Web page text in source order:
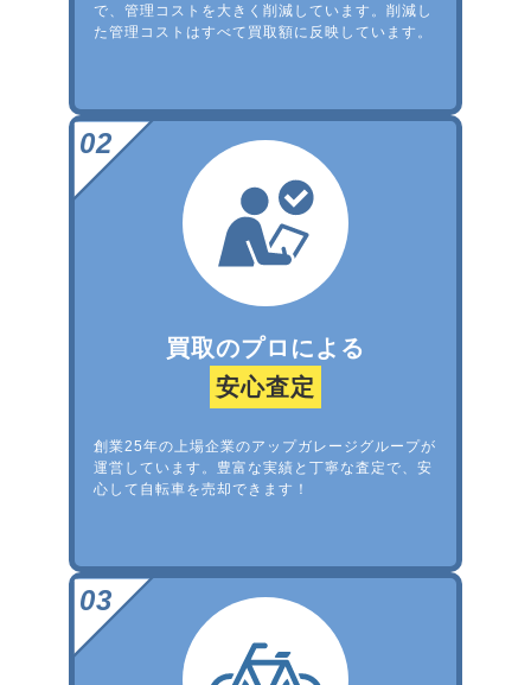
で、管理コストを大きく削減しています。削減し
た管理コストはすべて買取額に反映しています。
買取のプロによる
安心査定
創業25年の上場企業のアップガレージグループが
運営しています。豊富な実績と丁寧な査定で、安
心して自転車を売却できます！